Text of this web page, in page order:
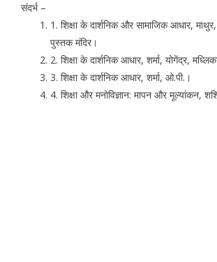
संदर्भ –
1. शिक्षा के दार्शनिक और सामाजिक आधार,
पुस्तक मंदिर।
2. शिक्षा के दार्शनिक आधार, शर्मा, योगेंद्र,
3. शिक्षा के दार्शनिक आधार, शर्मा, ओ.पी.।
4. शिक्षा और मनोविज्ञान: मापन और मूल्यांकन,